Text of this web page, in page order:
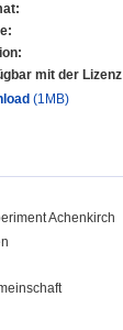
mit der Lizenz
(1MB)
Achenkirch